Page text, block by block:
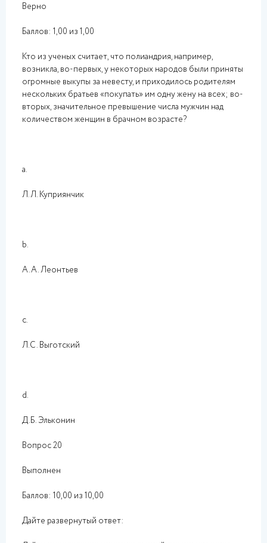
Верно
Баллов: 1,00 из 1,00
Кто из ученых считает, что полиандрия, например,
возникла, во-первых, у некоторых народов были приняты
огромные выкупы за невесту, и приходилось родителям
нескольких братьев «покупать» им одну жену на всех; во-
вторых, значительное превышение числа мужчин над
количеством женщин в брачном возрасте?
a.
Л.Л. Куприянчик
b.
А.А. Леонтьев
c.
Л.С. Выготский
d.
Д.Б. Эльконин
Вопрос 20
Выполнен
Баллов: 10,00 из 10,00
Дайте развернутый ответ: